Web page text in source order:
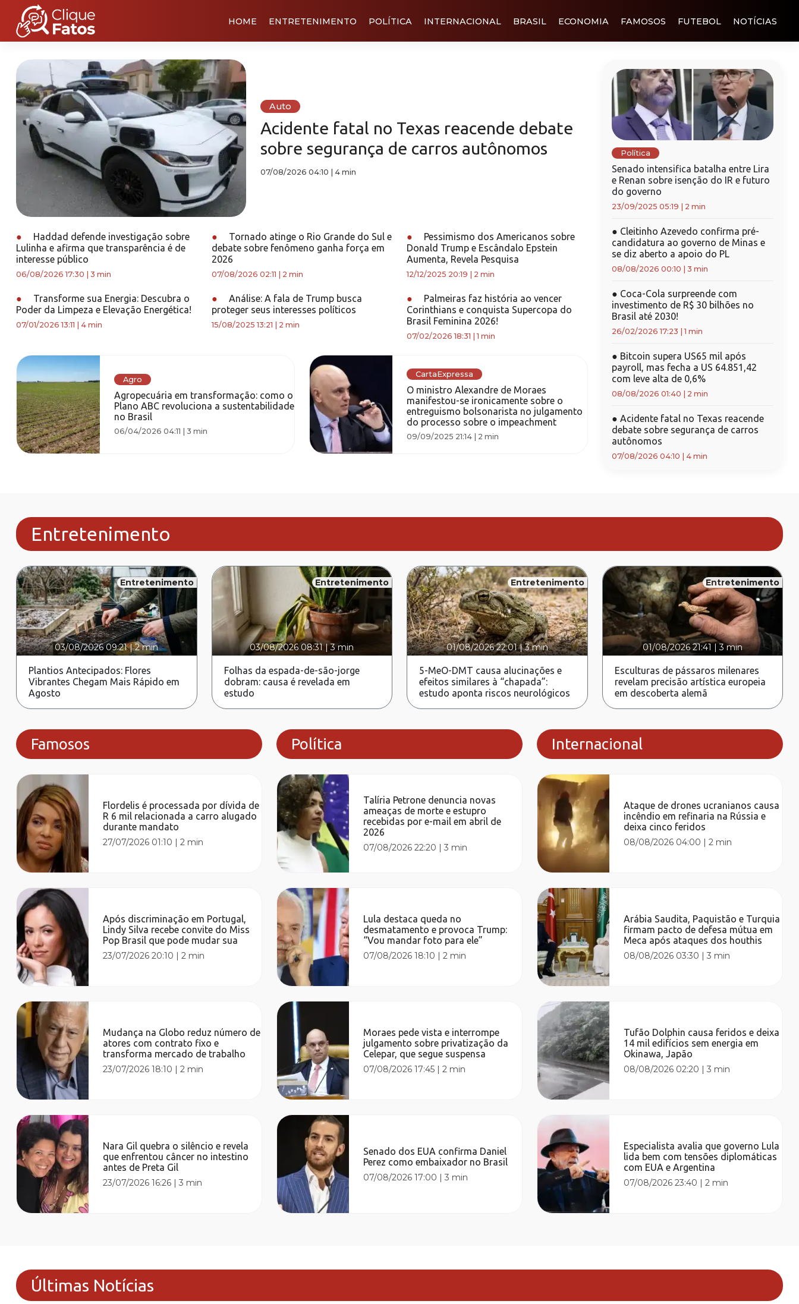
HOME ENTRETENIMENTO POLÍTICA INTERNACIONAL BRASIL ECONOMIA FAMOSOS FUTEBOL NOTÍCIAS
Auto
Acidente fatal no Texas reacende debate
sobre segurança de carros autônomos
07/08/2026 04:10 4 min
●
Haddad defende investigação sobre
Lulinha e afirma que transparência é de
interesse público
06/08/2026 17:30 3 min
●
Tornado atinge o Rio Grande do Sul e
debate sobre fenômeno ganha força em
2026
07/08/2026 02:11 2 min
●
Pessimismo dos Americanos sobre
Donald Trump e Escândalo Epstein
Aumenta, Revela Pesquisa
12/12/2025 20:19 2 min
●
Transforme sua Energia: Descubra o
Poder da Limpeza e Elevação Energética!
07/01/2026 13:11 4 min
●
Análise: A fala de Trump busca
proteger seus interesses políticos
15/08/2025 13:21 2 min
●
Palmeiras faz história ao vencer
Corinthians e conquista Supercopa do
Brasil Feminina 2026!
07/02/2026 18:31 |1 min
Agro
Agropecuária em transformação: como o
Plano ABC revoluciona a sustentabilidade
no Brasil
06/04/2026 04:11 | 3 min
CartaExpressa
O ministro Alexandre de Moraes
manifestou-se ironicamente sobre o
entreguismo bolsonarista no julgamento
do processo sobre o impeachment
09/09/2025 21:14 | 2 min
Política
Senado intensifica batalha entre Lira
e Renan sobre isenção do IR e futuro
do governo
23/09/2025 05:19 2 min
● Cleitinho Azevedo confirma pré-
candidatura ao governo de Minas e
se diz aberto a apoio do PL
08/08/2026 00:10 3 min
● Coca-Cola surpreende com
investimento de R$ 30 bilhões no
Brasil até 2030!
26/02/2026 17:23 |1 min
● Bitcoin supera US65 mil após
payroll, mas fecha a US 64.851,42
com leve alta de 0,6%
08/08/2026 01:40 2 min
● Acidente fatal no Texas reacende
debate sobre segurança de carros
autônomos
07/08/2026 04:10 4 min
Entretenimento
Entretenimento
03/08/2026 09:21|2 min
Plantios Antecipados: Flores
Vibrantes Chegam Mais Rápido em
Agosto
Entretenimento
03/08/2026 08:31|3 min
Folhas da espada-de-são-jorge
dobram: causa é revelada em
estudo
Entretenimento
01/08/2026 22:01|3 min
5-MeO-DMT causa alucinações e
efeitos similares à “chapada”:
estudo aponta riscos neurológicos
Entretenimento
01/08/2026 21:41 |3 min
Esculturas de pássaros milenares
revelam precisão artística europeia
em descoberta alemã
Famosos
Flordelis é processada por dívida de
R 6 mil relacionada a carro alugado
durante mandato
27/07/2026 01:10 |2 min
Após discriminação em Portugal,
Lindy Silva recebe convite do Miss
Pop Brasil que pode mudar sua
23/07/2026 20:10 |2 min
Mudança na Globo reduz número de
atores com contrato fixo e
transforma mercado de trabalho
23/07/2026 18:10 |2 min
Nara Gil quebra o silêncio e revela
que enfrentou câncer no intestino
antes de Preta Gil
23/07/2026 16:26 |3 min
Política
Talíria Petrone denuncia novas
ameaças de morte e estupro
recebidas por e-mail em abril de
2026
07/08/2026 22:20 |3 min
Lula destaca queda no
desmatamento e provoca Trump:
“Vou mandar foto para ele”
07/08/2026 18:10 |2 min
Moraes pede vista e interrompe
julgamento sobre privatização da
Celepar, que segue suspensa
07/08/2026 17:45 |2 min
Senado dos EUA confirma Daniel
Perez como embaixador no Brasil
07/08/2026 17:00 |3 min
Internacional
Ataque de drones ucranianos causa
incêndio em refinaria na Rússia e
deixa cinco feridos
08/08/2026 04:00 |2 min
Arábia Saudita, Paquistão e Turquia
firmam pacto de defesa mútua em
Meca após ataques dos houthis
08/08/2026 03:30 |3 min
Tufão Dolphin causa feridos e deixa
14 mil edifícios sem energia em
Okinawa, Japão
08/08/2026 02:20 |3 min
Especialista avalia que governo Lula
lida bem com tensões diplomáticas
com EUA e Argentina
07/08/2026 23:40 |2 min
Últimas Notícias